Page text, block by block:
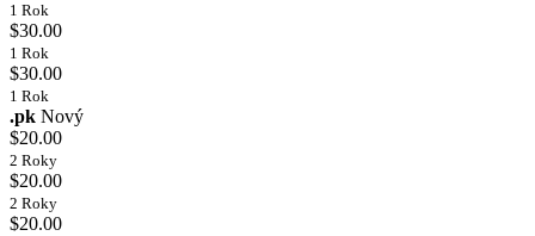
1 Rok
$30.00
1 Rok
$30.00
1 Rok
.pk Nový
$20.00
2 Roky
$20.00
2 Roky
$20.00